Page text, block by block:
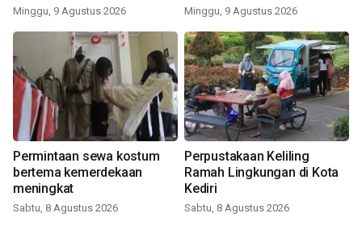
Minggu, 9 Agustus 2026 Minggu, 9 Agustus 2026
Permintaan sewa kostum
bertema kemerdekaan
meningkat
Sabtu, 8 Agustus 2026
Perpustakaan Keliling
Ramah Lingkungan di Kota
Kediri
Sabtu, 8 Agustus 2026